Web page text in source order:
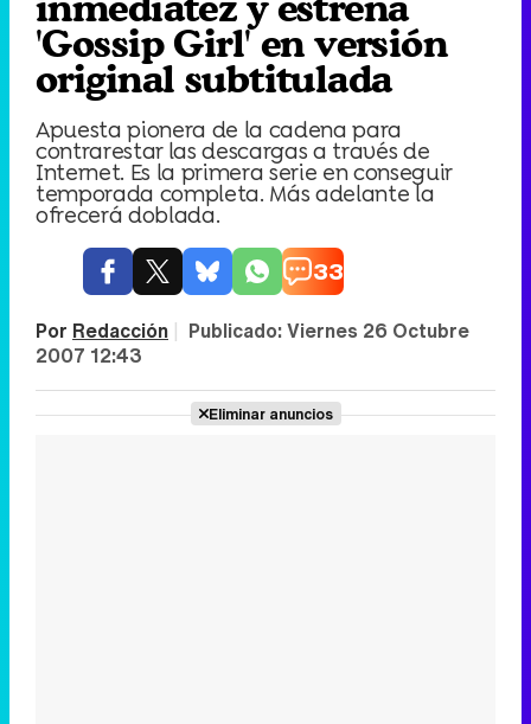
'Gossip Girl' en versión
original subtitulada
Apuesta pionera de la cadena para
contrarestar las descargas a través de
Internet. Es la primera serie en conseguir
temporada completa. Más adelante la
ofrecerá doblada.
33
Por Redacción | Publicado:Viernes 26 Octubre
2007 12:43
Eliminar anuncios